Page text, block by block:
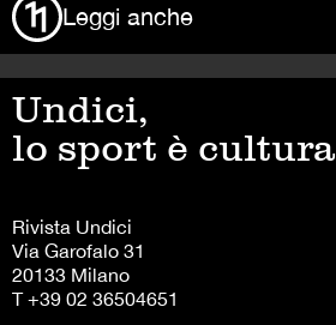
Leggi anche
Undici,
lo sport è cultura
Rivista Undici
Via Garofalo 31
20133 Milano
T +39 02 36504651